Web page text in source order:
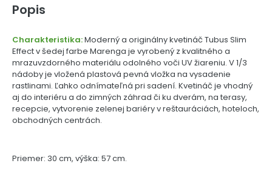
Popis
Charakteristika:Moderný a originálny kvetináč Tubus Slim
Effect v šedej farbe Marenga je vyrobený z kvalitného a
mrazuvzdorného materiálu odolného voči UV žiareniu. V 1/3
nádoby je vložená plastová pevná vložka na vysadenie
rastlinami. Ľahko odnímateľná pri sadení. Kvetináč je vhodný
aj do interiéru a do zimných záhrad či ku dverám, na terasy,
recepcie, vytvorenie zelenej bariéry v reštauráciách, hoteloch,
obchodných centrách.
Priemer: 30 cm, výška: 57 cm.